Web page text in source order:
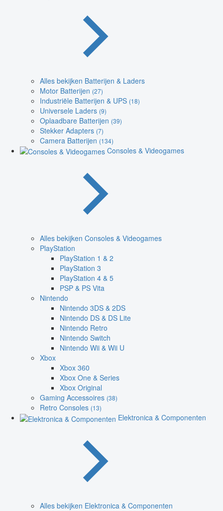
Alles bekijken Batterijen & Laders
Motor Batterijen (27)
Industriële Batterijen & UPS (18)
Universele Laders (9)
Oplaadbare Batterijen (39)
Stekker Adapters (7)
Camera Batterijen (134)
Consoles & Videogames
Alles bekijken Consoles & Videogames
PlayStation
PlayStation 1 & 2
PlayStation 3
PlayStation 4 & 5
PSP & PS Vita
Nintendo
Nintendo 3DS & 2DS
Nintendo DS & DS Lite
Nintendo Retro
Nintendo Switch
Nintendo Wii & Wii U
Xbox
Xbox 360
Xbox One & Series
Xbox Original
Gaming Accessoires (38)
Retro Consoles (13)
Elektronica & Componenten
Alles bekijken Elektronica & Componenten